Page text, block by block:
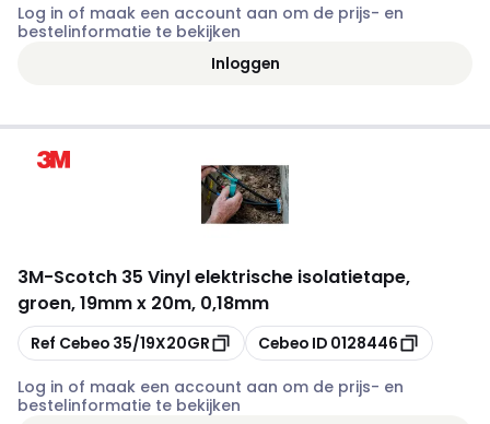
Log in of maak een account aan om de prijs- en
bestelinformatie te bekijken
Inloggen
3M-Scotch 35 Vinyl elektrische isolatietape,
groen, 19mm x 20m, 0,18mm
Kopiëren
Ref Cebeo 35/19X20GR Kopiëren
Cebeo ID 0128446
Log in of maak een account aan om de prijs- en
bestelinformatie te bekijken